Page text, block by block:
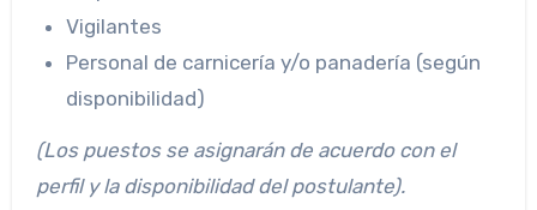
Vigilantes
Personal de carnicería y/o panadería (según
disponibilidad)
(Los puestos se asignarán de acuerdo con el
perfil y la disponibilidad del postulante).